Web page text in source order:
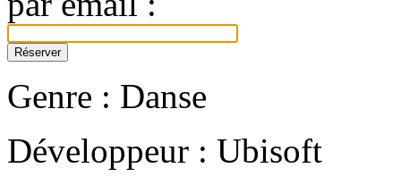
Genre : Danse
Développeur : Ubisoft